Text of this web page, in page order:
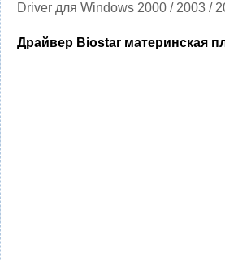
Driver для Windows 2000 / 2003 /
Драйвер Biostar материнская